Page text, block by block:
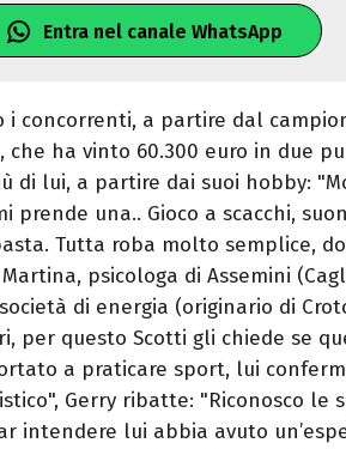
Entra nel canale WhatsApp
i concorrenti, a partire dal
che ha vinto 60.300 euro in due
di lui, a partire dai suoi hobby:
prende una.. Gioco a scacchi,
Tutta roba molto semplice,
psicologa di Assemini
di energia (originario di
per questo Scotti gli chiede se
a praticare sport, lui
Gerry ribatte: "Riconosco le
intendere lui abbia avuto